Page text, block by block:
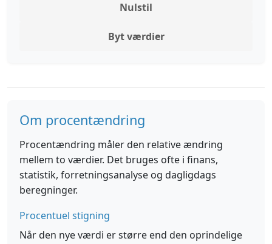
Nulstil
Byt værdier
Om procentændring
Procentændring måler den relative ændring
mellem to værdier. Det bruges ofte i finans,
statistik, forretningsanalyse og dagligdags
beregninger.
Procentuel stigning
Når den nye værdi er større end den oprindelige